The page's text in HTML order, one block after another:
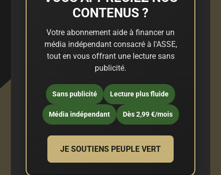
CONTENUS ?
Votre abonnement aide à financer un
média indépendant consacré à l'ASSE,
tout en vous offrant une lecture sans
publicité.
Sans publicité Lecture plus fluide
Média indépendant Dès 2,99 €/mois
JE SOUTIENS PEUPLE VERT